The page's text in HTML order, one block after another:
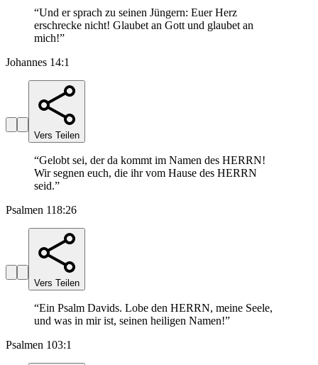
“Und er sprach zu seinen Jüngern: Euer Herz
erschrecke nicht! Glaubet an Gott und glaubet an
mich!”
Johannes 14:1
Vers Teilen
“Gelobt sei, der da kommt im Namen des HERRN!
Wir segnen euch, die ihr vom Hause des HERRN
seid.”
Psalmen 118:26
Vers Teilen
“Ein Psalm Davids. Lobe den HERRN, meine Seele,
und was in mir ist, seinen heiligen Namen!”
Psalmen 103:1